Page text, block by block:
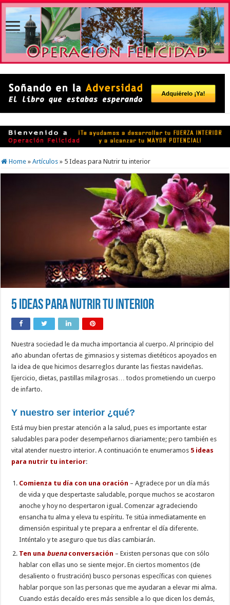
Home » Artículos » 5 Ideas para Nutrir tu interior
5 Ideas para Nutrir tu interior
Nuestra sociedad le da mucha importancia al cuerpo. Al principio del
año abundan ofertas de gimnasios y sistemas dietéticos apoyados en
la idea de que hicimos desarreglos durante las fiestas navideñas.
Ejercicio, dietas, pastillas milagrosas… todos prometiendo un cuerpo
de infarto.
Y nuestro ser interior ¿qué?
Está muy bien prestar atención a la salud, pues es importante estar
saludables para poder desempeñarnos diariamente; pero también es
vital atender nuestro interior. A continuación te enumeramos 5 ideas
para nutrir tu interior:
Comienza tu día con una oración – Agradece por un día más
de vida y que despertaste saludable, porque muchos se acostaron
anoche y hoy no despertaron igual. Comenzar agradeciendo
ensancha tu alma y eleva tu espíritu. Te sitúa inmediatamente en
dimensión espiritual y te prepara a enfrentar el día diferente.
Inténtalo y te aseguro que tus días cambiarán.
Ten una buenaconversación – Existen personas que con sólo
hablar con ellas uno se siente mejor. En ciertos momentos (de
desaliento o frustración) busco personas específicas con quienes
hablar porque son las personas que me ayudaran a elevar mi alma.
Cuando estás decaído eres más sensible a lo que dicen los demás,